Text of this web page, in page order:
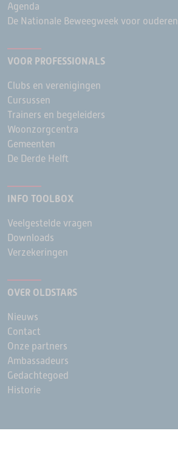
Agenda
De Nationale Beweegweek voor ouderen
VOOR PROFESSIONALS
Clubs en verenigingen
Cursussen
Trainers en begeleiders
Woonzorgcentra
Gemeenten
De Derde Helft
INFO TOOLBOX
Veelgestelde vragen
Downloads
Verzekeringen
OVER OLDSTARS
Nieuws
Contact
Onze partners
Ambassadeurs
Gedachtegoed
Historie